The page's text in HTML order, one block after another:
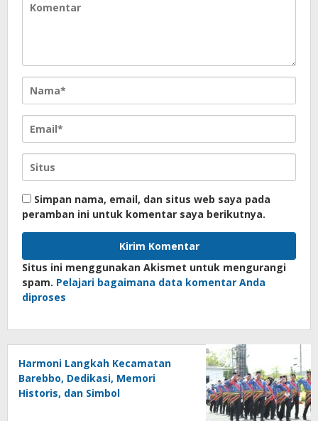
Simpan nama, email, dan situs web saya pada
peramban ini untuk komentar saya berikutnya.
Situs ini menggunakan Akismet untuk mengurangi
spam. Pelajari bagaimana data komentar Anda
diproses
Harmoni Langkah Kecamatan
Barebbo, Dedikasi, Memori
Historis, dan Simbol